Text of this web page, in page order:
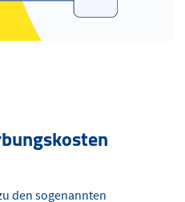
den sogenannten